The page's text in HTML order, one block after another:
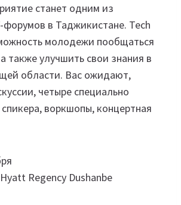
станет одним из
форумов в Таджикистане. Tech
молодежи пообщаться
также улучшить свои знания в
области. Вас ожидают,
четыре специально
воркшопы, концертная
Regency Dushanbe